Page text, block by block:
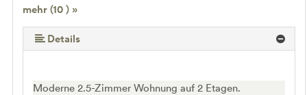
mehr (10 ) »
mehr (10 ) »
mehr (10 ) »
mehr (10 ) »
mehr (10 ) »
mehr (10 ) »
mehr (10 ) »
Details
Moderne 2.5-Zimmer Wohnung auf 2 Etagen.